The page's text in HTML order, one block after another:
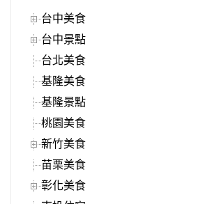
台中美食
台中景點
台北美食
基隆美食
基隆景點
桃園美食
新竹美食
苗栗美食
彰化美食